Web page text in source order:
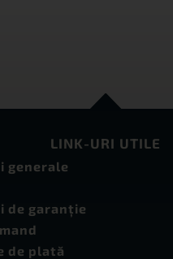
LINK-URI UTILE
generale
de garanţie
de plată